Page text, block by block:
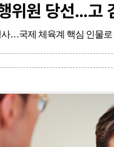
위원 당선…고
사…국제 체육계 핵심 인물로